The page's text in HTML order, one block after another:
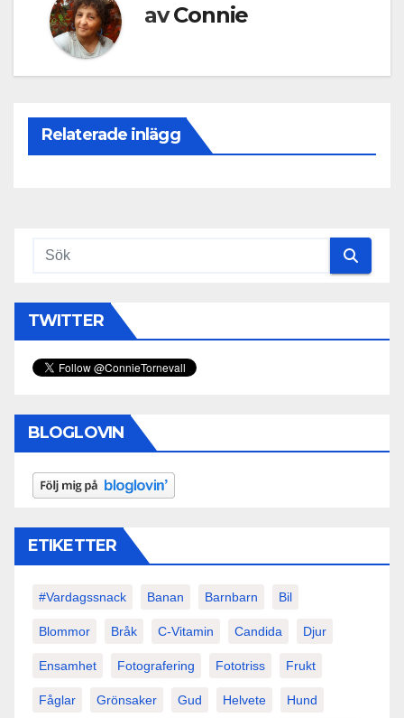
avConnie
Relaterade inlägg
TWITTER
BLOGLOVIN
ETIKETTER
#vardagssnack Banan Barnbarn Bil
Blommor Bråk C-Vitamin Candida Djur
Ensamhet Fotografering Fototriss Frukt
Fåglar Grönsaker Gud Helvete Hund